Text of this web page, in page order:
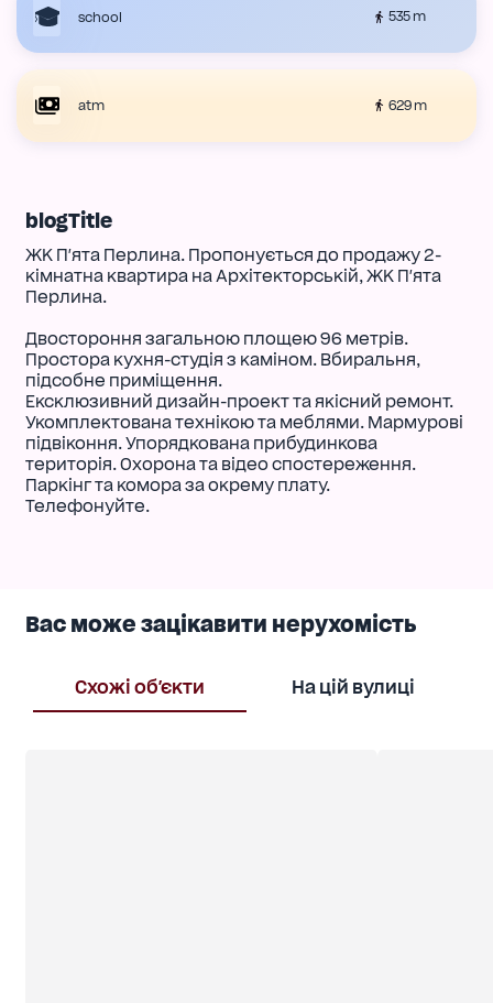
school 535 m
atm 629 m
blogTitle
ЖК П'ята Перлина. Пропонується до продажу 2-
кімнатна квартира на Архітекторській, ЖК П'ята
Перлина.
Двостороння загальною площею 96 метрів.
Простора кухня-студія з каміном. Вбиральня,
підсобне приміщення.
Ексклюзивний дизайн-проект та якісний ремонт.
Укомплектована технікою та меблями. Мармурові
підвіконня. Упорядкована прибудинкова
територія. Охорона та відео спостереження.
Паркінг та комора за окрему плату.
Телефонуйте.
Вас може зацікавити нерухомість
Схожі об'єкти На цій вулиці